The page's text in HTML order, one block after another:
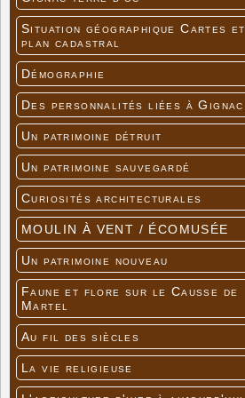
Situation géographique Cartes et
plan cadastral
Démographie
Des personnalités liées à Gignac
Un patrimoine détruit
Un patrimoine sauvegardé
Curiosités architecturales
MOULIN À VENT / ÉCOMUSÉE
Un patrimoine nouveau
Faune et flore sur le Causse de
Martel
Au fil des siècles
La vie religieuse